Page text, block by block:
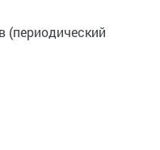
(периодический